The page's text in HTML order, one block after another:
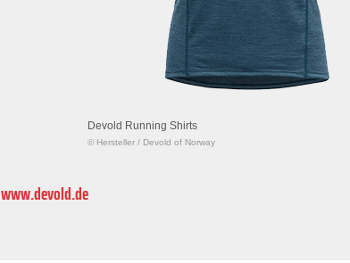
Devold Running Shirts
© Hersteller / Devold of Norway
www.devold.de